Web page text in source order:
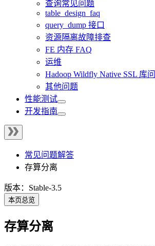
查询常见问题
table_design_faq
query_dump 接口
资源隔离故障排查
FE 内存 FAQ
运维
Hadoop Wildfly Native SSL 库
其他问题
性能测试
开发指南
常见问题解答
存算分离
版本：Stable-3.5
本页总览
存算分离